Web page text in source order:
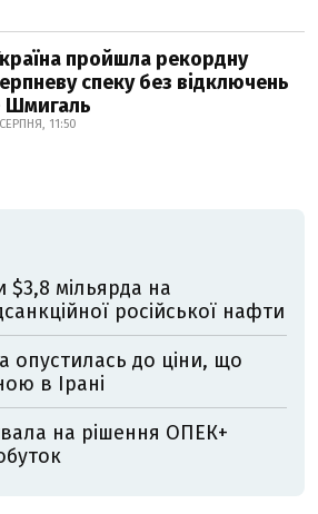
пройшла рекордну
спеку без відключень
Шмигаль
11:50
$3,8 мільярда на
російської нафти
опустилась до ціни, що
в Ірані
на рішення ОПЕК+